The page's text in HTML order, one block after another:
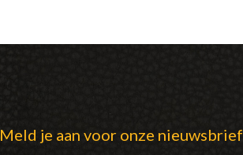
Meld je aan voor onze nieuwsbrief